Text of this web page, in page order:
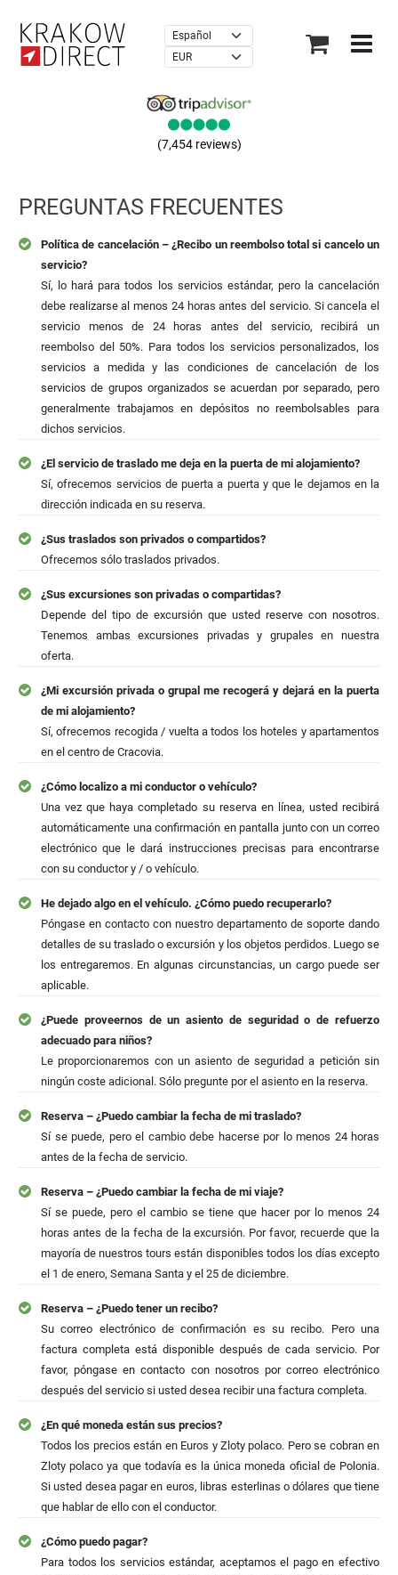
(7,454 reviews)
PREGUNTAS FRECUENTES
Política de cancelación – ¿Recibo un reembolso total si cancelo un
servicio?
Sí, lo hará para todos los servicios estándar, pero la cancelación
debe realizarse al menos 24 horas antes del servicio. Si cancela el
servicio menos de 24 horas antes del servicio, recibirá un
reembolso del 50%. Para todos los servicios personalizados, los
servicios a medida y las condiciones de cancelación de los
servicios de grupos organizados se acuerdan por separado, pero
generalmente trabajamos en depósitos no reembolsables para
dichos servicios.
¿El servicio de traslado me deja en la puerta de mi alojamiento?
Sí, ofrecemos servicios de puerta a puerta y que le dejamos en la
dirección indicada en su reserva.
¿Sus traslados son privados o compartidos?
Ofrecemos sólo traslados privados.
¿Sus excursiones son privadas o compartidas?
Depende del tipo de excursión que usted reserve con nosotros.
Tenemos ambas excursiones privadas y grupales en nuestra
oferta.
¿Mi excursión privada o grupal me recogerá y dejará en la puerta
de mi alojamiento?
Sí, ofrecemos recogida / vuelta a todos los hoteles y apartamentos
en el centro de Cracovia.
¿Cómo localizo a mi conductor o vehículo?
Una vez que haya completado su reserva en línea, usted recibirá
automáticamente una confirmación en pantalla junto con un correo
electrónico que le dará instrucciones precisas para encontrarse
con su conductor y / o vehículo.
He dejado algo en el vehículo. ¿Cómo puedo recuperarlo?
Póngase en contacto con nuestro departamento de soporte dando
detalles de su traslado o excursión y los objetos perdidos. Luego se
los entregaremos. En algunas circunstancias, un cargo puede ser
aplicable.
¿Puede proveernos de un asiento de seguridad o de refuerzo
adecuado para niños?
Le proporcionaremos con un asiento de seguridad a petición sin
ningún coste adicional. Sólo pregunte por el asiento en la reserva.
Reserva – ¿Puedo cambiar la fecha de mi traslado?
Sí se puede, pero el cambio debe hacerse por lo menos 24 horas
antes de la fecha de servicio.
Reserva – ¿Puedo cambiar la fecha de mi viaje?
Sí se puede, pero el cambio se tiene que hacer por lo menos 24
horas antes de la fecha de la excursión. Por favor, recuerde que la
mayoría de nuestros tours están disponibles todos los días excepto
el 1 de enero, Semana Santa y el 25 de diciembre.
Reserva – ¿Puedo tener un recibo?
Su correo electrónico de confirmación es su recibo. Pero una
factura completa está disponible después de cada servicio. Por
favor, póngase en contacto con nosotros por correo electrónico
después del servicio si usted desea recibir una factura completa.
¿En qué moneda están sus precios?
Todos los precios están en Euros y Zloty polaco. Pero se cobran en
Zloty polaco ya que todavía es la única moneda oficial de Polonia.
Si usted desea pagar en euros, libras esterlinas o dólares que tiene
que hablar de ello con el conductor.
¿Cómo puedo pagar?
Para todos los servicios estándar, aceptamos el pago en efectivo